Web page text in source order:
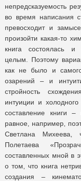
непредсказуемость
во время написания
превосходит и
произойти какая-то
книга состоялась
целым. Поэтому
как не было и
озарений – и
стройность
интуиции и
составление книги
равное, например,
Светлана Михеева,
Полетаева
составленных мной в
о том, что книга
создания –